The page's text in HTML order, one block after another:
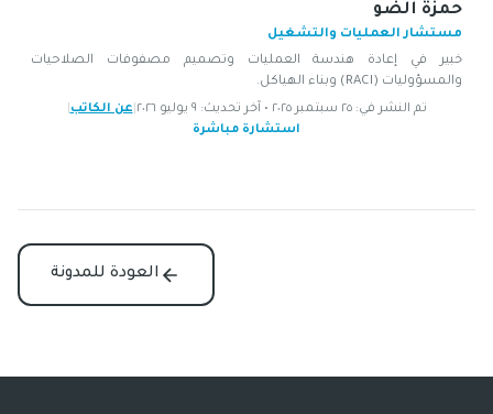
حمزة الضو
مستشار العمليات والتشغيل
خبير في إعادة هندسة العمليات وتصميم مصفوفات الصلاحيات
والمسؤوليات (RACI) وبناء الهياكل.
تم النشر في: ٢٥ سبتمبر ٢٠٢٥ • آخر تحديث: ٩ يوليو ٢٠٢٦ عن الكاتب
استشارة مباشرة
العودة للمدونة